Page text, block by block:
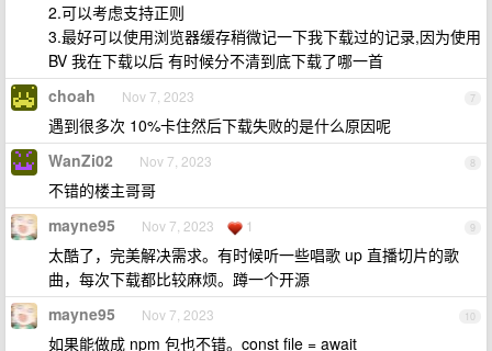
2.可以考虑支持正则
3.最好可以使用浏览器缓存稍微记一下我下载过的记录,因为使用
BV 我在下载以后 有时候分不清到底下载了哪一首
7
choah Nov 7, 2023
遇到很多次 10%卡住然后下载失败的是什么原因呢
8
WanZi02 Nov 7, 2023
不错的楼主哥哥
9
mayne95 Nov 7, 2023 1
太酷了，完美解决需求。有时候听一些唱歌 up 直播切片的歌
曲，每次下载都比较麻烦。蹲一个开源
10
mayne95 Nov 7, 2023
如果能做成 npm 包也不错。const file = await